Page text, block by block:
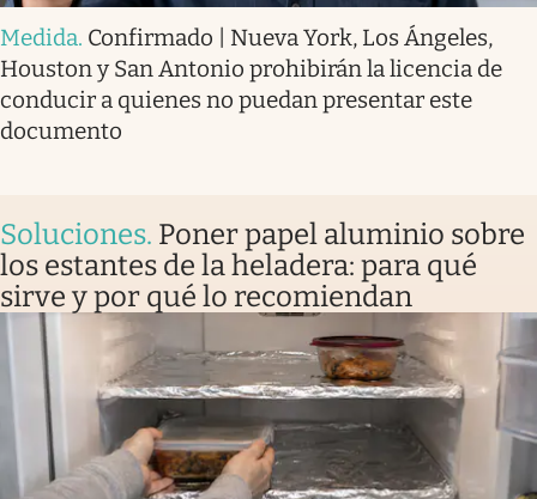
Medida. Confirmado | Nueva York, Los Ángeles,
Houston y San Antonio prohibirán la licencia de
conducir a quienes no puedan presentar este
documento
Soluciones. Poner papel aluminio sobre
los estantes de la heladera: para qué
sirve y por qué lo recomiendan